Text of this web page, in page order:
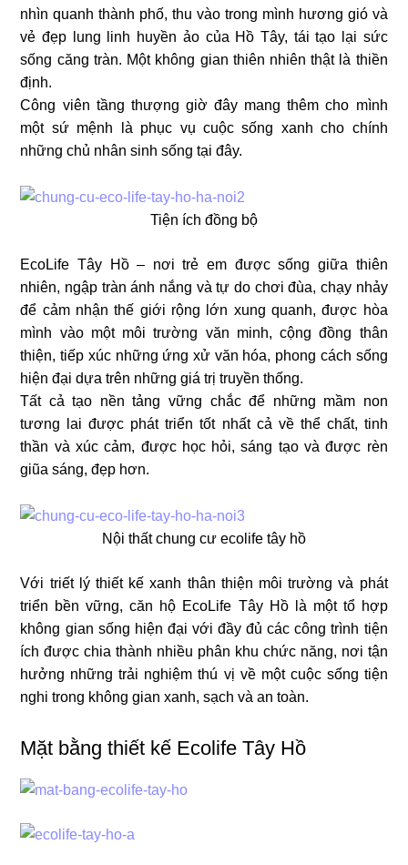
nhìn quanh thành phố, thu vào trong mình hương gió và
vẻ đẹp lung linh huyền ảo của Hồ Tây, tái tạo lại sức
sống căng tràn. Một không gian thiên nhiên thật là thiền
định.
Công viên tầng thượng giờ đây mang thêm cho mình
một sứ mệnh là phục vụ cuộc sống xanh cho chính
những chủ nhân sinh sống tại đây.
Tiện ích đồng bộ
EcoLife Tây Hồ – nơi trẻ em được sống giữa thiên
nhiên, ngập tràn ánh nắng và tự do chơi đùa, chạy nhảy
để cảm nhận thế giới rộng lớn xung quanh, được hòa
mình vào một môi trường văn minh, cộng đồng thân
thiện, tiếp xúc những ứng xử văn hóa, phong cách sống
hiện đại dựa trên những giá trị truyền thống.
Tất cả tạo nền tảng vững chắc để những mầm non
tương lai được phát triển tốt nhất cả về thể chất, tinh
thần và xúc cảm, được học hỏi, sáng tạo và được rèn
giũa sáng, đẹp hơn.
Nội thất chung cư ecolife tây hồ
Với triết lý thiết kế xanh thân thiện môi trường và phát
triển bền vững, căn hộ EcoLife Tây Hồ là một tổ hợp
không gian sống hiện đại với đầy đủ các công trình tiện
ích được chia thành nhiều phân khu chức năng, nơi tận
hưởng những trải nghiệm thú vị về một cuộc sống tiện
nghi trong không gian xanh, sạch và an toàn.
Mặt bằng thiết kế Ecolife Tây Hồ